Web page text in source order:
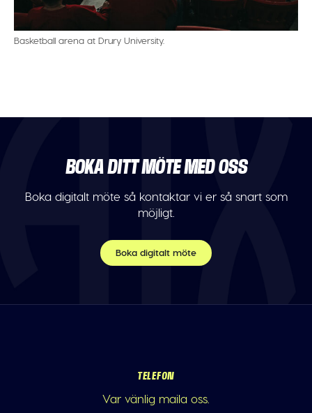
Basketball arena at Drury University.
BOKA DITT MÖTE MED OSS
Boka digitalt möte så kontaktar vi er så snart som
möjligt.
Boka digitalt möte
TELEFON
Var vänlig maila oss.